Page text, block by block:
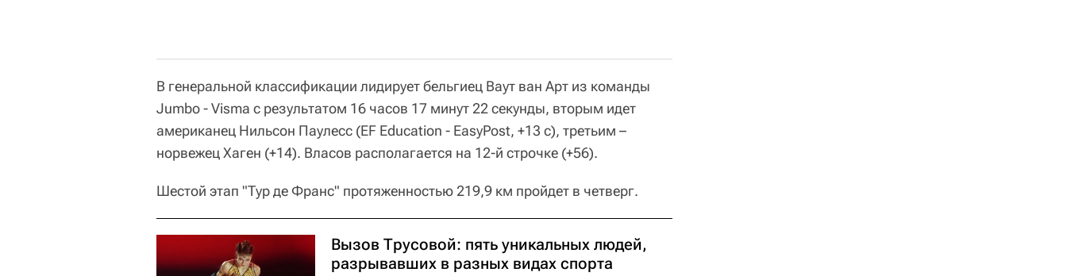
В генеральной классификации лидирует бельгиец Ваут ван Арт из команды
Jumbo - Visma с результатом 16 часов 17 минут 22 секунды, вторым идет
американец Нильсон Паулесс (EF Education - EasyPost, +13 с), третьим –
норвежец Хаген (+14). Власов располагается на 12-й строчке (+56).
Шестой этап "Тур де Франс" протяженностью 219,9 км пройдет в четверг.
Вызов Трусовой: пять уникальных людей,
разрывавших в разных видах спорта